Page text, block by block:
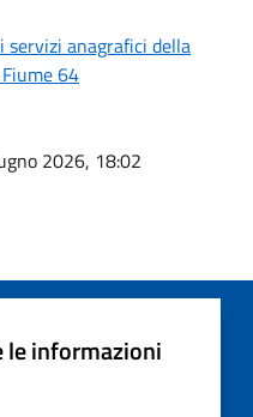
servizi anagrafici della
64
2026, 18:02
le informazioni